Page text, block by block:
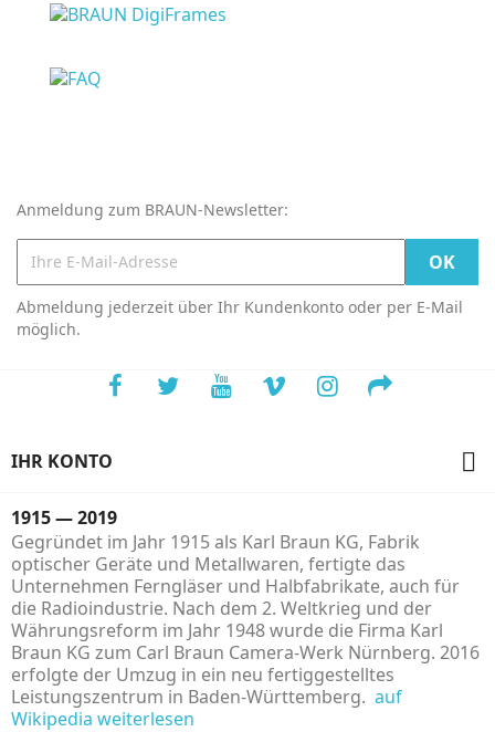
Anmeldung zum BRAUN-Newsletter:
Abmeldung jederzeit über Ihr Kundenkonto oder per E-Mail
möglich.
IHR KONTO 
1915 — 2019
Gegründet im Jahr 1915 als Karl Braun KG, Fabrik
optischer Geräte und Metallwaren, fertigte das
Unternehmen Ferngläser und Halbfabrikate, auch für
die Radioindustrie. Nach dem 2. Weltkrieg und der
Währungsreform im Jahr 1948 wurde die Firma Karl
Braun KG zum Carl Braun Camera-Werk Nürnberg. 2016
erfolgte der Umzug in ein neu fertiggestelltes
Leistungszentrum in Baden-Württemberg. auf
Wikipedia weiterlesen